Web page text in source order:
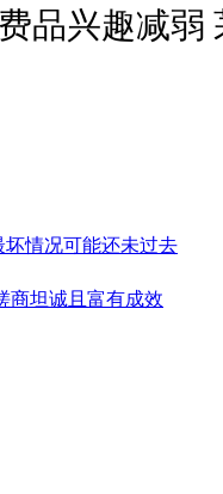
品兴趣减弱
情况可能还未过去
商坦诚且富有成效